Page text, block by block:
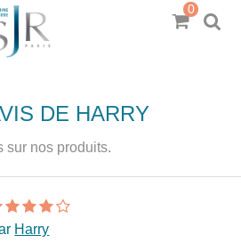
0
DE HARRY
sur nos produits.
Harry